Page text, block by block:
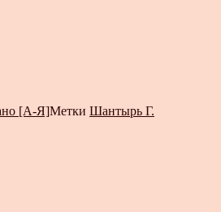
[А-Я]Метки Шантырь Г.